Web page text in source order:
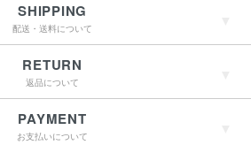
SHIPPING
配送・送料について
（税込）以上
ご購入で送料無料
RETURN
返品について
PAYMENT
お支払いについて